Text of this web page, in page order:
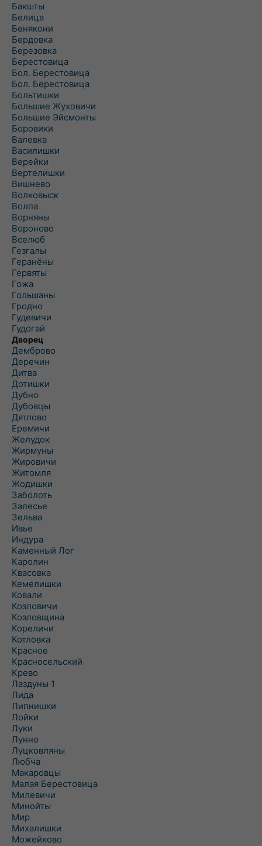
Бакшты
Белица
Бенякони
Бердовка
Березовка
Берестовица
Бол. Берестовица
Бол. Берестовица
Больтишки
Большие Жуховичи
Большие Эйсмонты
Боровики
Валевка
Василишки
Верейки
Вертелишки
Вишнево
Волковыск
Волпа
Ворняны
Вороново
Вселюб
Гезгалы
Геранёны
Гервяты
Гожа
Гольшаны
Гродно
Гудевичи
Гудогай
Дворец
Демброво
Деречин
Дитва
Дотишки
Дубно
Дубовцы
Дятлово
Еремичи
Желудок
Жирмуны
Жировичи
Житомля
Жодишки
Заболоть
Залесье
Зельва
Ивье
Индура
Каменный Лог
Каролин
Квасовка
Кемелишки
Ковали
Козловичи
Козловщина
Кореличи
Котловка
Красное
Красносельский
Крево
Лаздуны 1
Лида
Липнишки
Лойки
Луки
Лунно
Луцковляны
Любча
Макаровцы
Малая Берестовица
Милевичи
Минойты
Мир
Михалишки
Можейково